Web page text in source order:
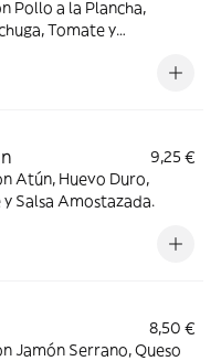
Pollo a la Plancha,
Tomate y
9,25 €
Atún, Huevo Duro,
Salsa Amostazada.
8,50 €
Jamón Serrano, Queso